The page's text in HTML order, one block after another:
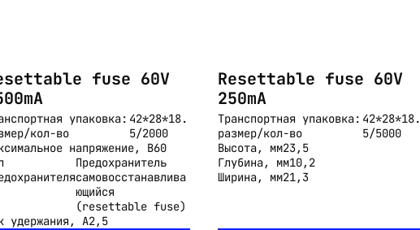
fuse 60V
упаковка:
кол-во
42*28*18.
5/2000
напряжение, В60
Предохранитель
самовосстанавлива
ющийся
(resettable fuse)
удержания, А2,5
Resettable fuse 60V
250mA
Транспортная упаковка:
размер/кол-во
42*28*18.
5/5000
Высота, мм23,5
Глубина, мм10,2
Ширина, мм21,3